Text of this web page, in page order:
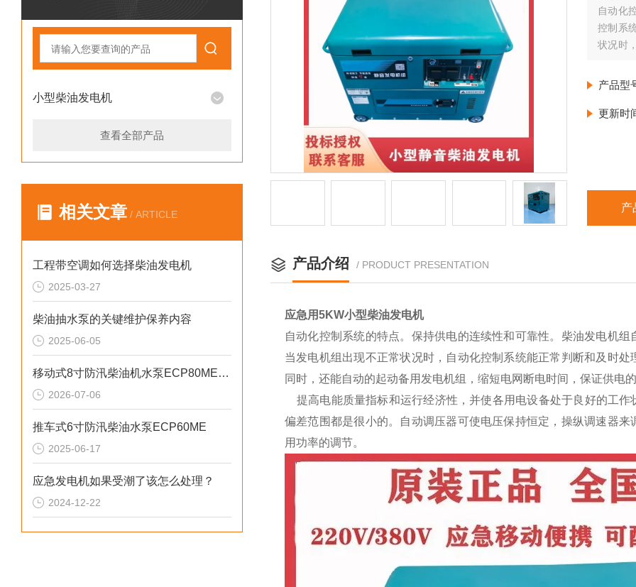
小型柴油发电机
查看全部产品
相关文章 / ARTICLE
工程带空调如何选择柴油发电机
2025-03-27
柴油抽水泵的关键维护保养内容
2025-06-05
移动式8寸防汛柴油机水泵ECP80ME产品介绍
2026-07-06
推车式6寸防汛柴油水泵ECP60ME
2025-06-17
应急发电机如果受潮了该怎么处理？
2024-12-22
自动化
控制系
状况时
网断电
产品型
更新时
产
产品介绍 / PRODUCT PRESENTATION
应急用5KW小型柴油发电机
自动化控制系统的特点。保持供电的连续性和可靠性。柴油发电机
当发电机组出现不正常状况时，自动化控制系统能正常判断和及时
同时，还能自动的起动备用发电机组，缩短电网断电时间，保证供电
提高电能质量指标和运行经济性，并使各用电设备处于良好的工
偏差范围都是很小的。自动调压器可使电压保持恒定，操纵调速器
用功率的调节。